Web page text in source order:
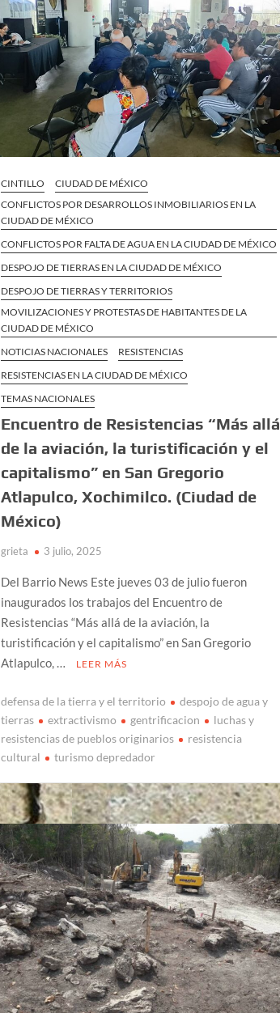
CINTILLO
CIUDAD DE MÉXICO
CONFLICTOS POR DESARROLLOS INMOBILIARIOS EN LA
CIUDAD DE MÉXICO
CONFLICTOS POR FALTA DE AGUA EN LA CIUDAD DE MÉXICO
DESPOJO DE TIERRAS EN LA CIUDAD DE MÉXICO
DESPOJO DE TIERRAS Y TERRITORIOS
MOVILIZACIONES Y PROTESTAS DE HABITANTES DE LA
CIUDAD DE MÉXICO
NOTICIAS NACIONALES
RESISTENCIAS
RESISTENCIAS EN LA CIUDAD DE MÉXICO
TEMAS NACIONALES
Encuentro de Resistencias “Más allá
de la aviación, la turistificación y el
capitalismo” en San Gregorio
Atlapulco, Xochimilco. (Ciudad de
México)
grieta 3 julio, 2025
Del Barrio News Este jueves 03 de julio fueron
inaugurados los trabajos del Encuentro de
Resistencias “Más allá de la aviación, la
turistificación y el capitalismo” en San Gregorio
Atlapulco, …
LEER MÁS
defensa de la tierra y el territorio
despojo de agua y
tierras
extractivismo gentrificacion
luchas y
resistencias de pueblos originarios
resistencia
cultural
turismo depredador